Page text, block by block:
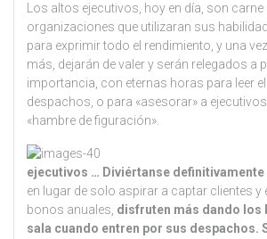
Los altos ejecutivos, hoy en día, son carne
organizaciones que utilizaran sus
para exprimir todo el rendimiento, y una
más, dejarán de valer y serán relegados a
importancia, con eternas horas para leer
despachos, o para «asesorar» a
«hambre de figuración».
ejecutivos … Diviértanse definitivamente
en lugar de solo aspirar a captar clientes y
bonos anuales, disfruten más dando los
sala cuando entren por sus despachos.